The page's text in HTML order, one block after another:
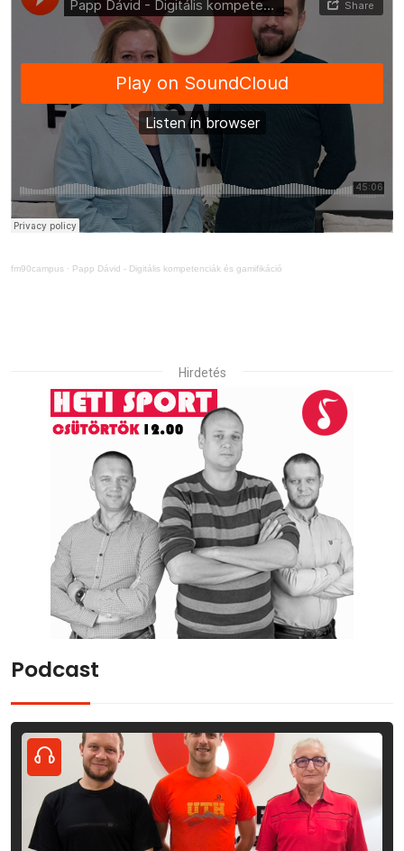
fm90campus · Papp Dávid - Digitális kompetenciák és gamifikáció
Hirdetés
Podcast